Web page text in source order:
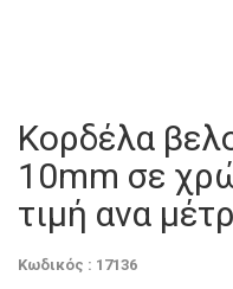
Κορδέλα
10mm σε
τιμή ανα
Κωδικός : 17136